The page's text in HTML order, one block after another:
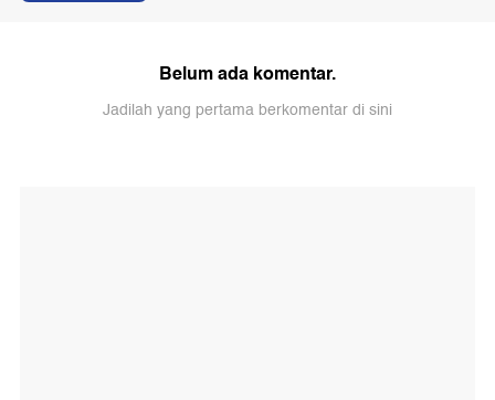
Belum ada komentar.
Jadilah yang pertama berkomentar di sini